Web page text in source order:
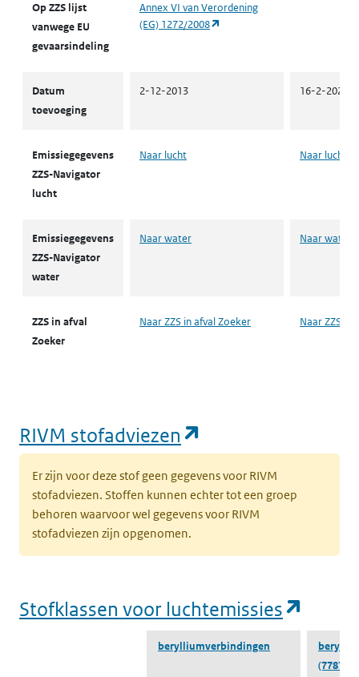
Op ZZS lijst
vanwege EU
gevaarsindeling
Annex VI van Verordening
(EG) 1272/2008
Datum
toevoeging
2-12-2013 16-2-2022
Emissiegegevens
ZZS-Navigator
lucht
Naar lucht Naar lucht
Emissiegegevens
ZZS-Navigator
water
Naar water Naar water
ZZS in afval
Zoeker
Naar ZZS in afval Zoeker Naar ZZS in
RIVM stofadviezen
Er zijn voor deze stof geen gegevens voor RIVM
stofadviezen. Stoffen kunnen echter tot een groep
behoren waarvoor wel gegevens voor RIVM
stofadviezen zijn opgenomen.
Stofklassen voor luchtemissies
berylliumverbindingen
(7787-